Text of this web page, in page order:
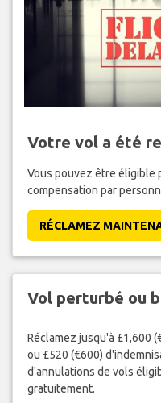
Votre vol a été
Vous pouvez être éligible
compensation par
RÉCLAMEZ
Vol perturbé ou
Réclamez jusqu'à £1,600
ou £520 (€600)
d'annulations de vols
gratuitement.